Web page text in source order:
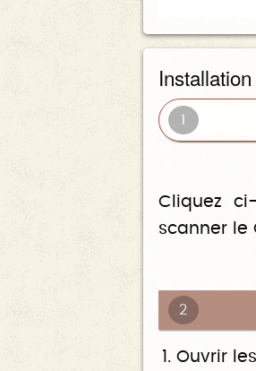
1
Cliquez
scanner le
2
Ouvrir les